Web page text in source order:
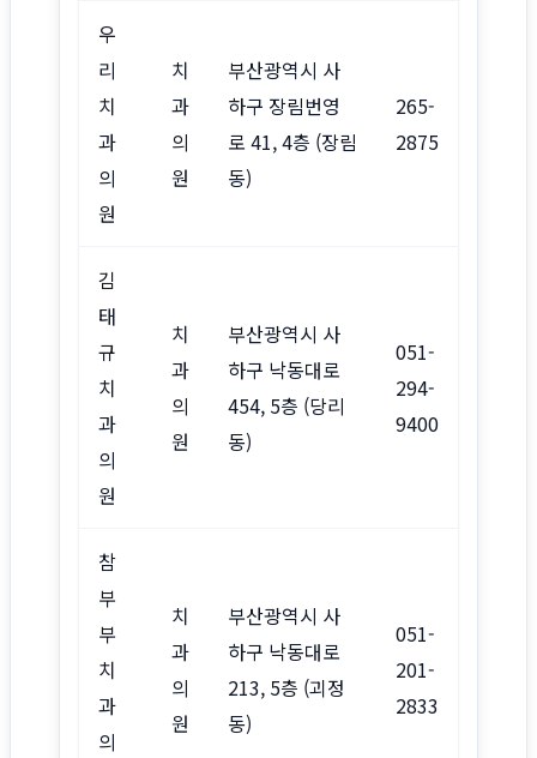
우
리
치
과
의
원
치
과
의
원
부산광역시 사
하구 장림번영
로 41, 4층 (장림
동)
265-
2875
김
태
규
치
과
의
원
치
과
의
원
부산광역시 사
하구 낙동대로
454, 5층 (당리
동)
051-
294-
9400
참
부
부
치
과
의
치
과
의
원
부산광역시 사
하구 낙동대로
213, 5층 (괴정
동)
051-
201-
2833